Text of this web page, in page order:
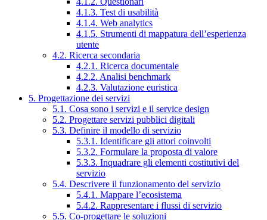
4.1.3. Test di usabilità
4.1.4. Web analytics
4.1.5. Strumenti di mappatura dell’esperienza
utente
4.2. Ricerca secondaria
4.2.1. Ricerca documentale
4.2.2. Analisi benchmark
4.2.3. Valutazione euristica
5. Progettazione dei servizi
5.1. Cosa sono i servizi e il service design
5.2. Progettare servizi pubblici digitali
5.3. Definire il modello di servizio
5.3.1. Identificare gli attori coinvolti
5.3.2. Formulare la proposta di valore
5.3.3. Inquadrare gli elementi costitutivi del
servizio
5.4. Descrivere il funzionamento del servizio
5.4.1. Mappare l’ecosistema
5.4.2. Rappresentare i flussi di servizio
5.5. Co-progettare le soluzioni